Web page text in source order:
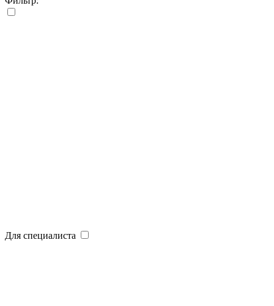
Для специалиста